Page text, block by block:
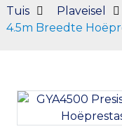
Tuis Plaveisel
4.5m Breedte